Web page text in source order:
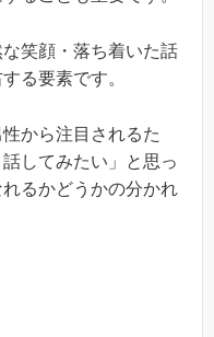
笑顔・落ち着いた話
る要素です。
から注目されるた
してみたい」と思っ
るかどうかの分かれ